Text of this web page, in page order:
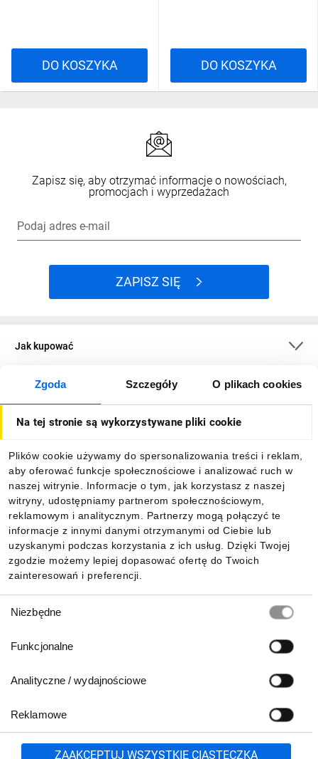
Zgoda Szczegóły O plikach cookies
Na tej stronie są wykorzystywane pliki cookie
Plików cookie używamy do spersonalizowania treści i reklam,
aby oferować funkcje społecznościowe i analizować ruch w
naszej witrynie. Informacje o tym, jak korzystasz z naszej
witryny, udostępniamy partnerom społecznościowym,
reklamowym i analitycznym. Partnerzy mogą połączyć te
informacje z innymi danymi otrzymanymi od Ciebie lub
uzyskanymi podczas korzystania z ich usług. Dzięki Twojej
zgodzie możemy lepiej dopasować ofertę do Twoich
zainteresowań i preferencji.
zgody
Niezbędne
Funkcjonalne
Analityczne / wydajnościowe
Reklamowe
ZAAKCEPTUJ WSZYSTKIE CIASTECZKA
DO KOSZYKA DO KOSZYKA
Zapisz się, aby otrzymać informacje o nowościach,
promocjach i wyprzedażach
Podaj adres e-mail
ZAPISZ SIĘ
Jak kupować
O firmie
Informacje
Pobierz naszą aplikację mobilną:
801 500 700 lub
71 37 61 600